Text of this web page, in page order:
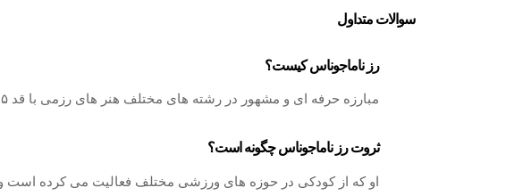
سوالات متداول
رز ناماجوناس کیست؟
مبارزه حرفه ای و مشهور در رشته های مختلف هنر های رزمی با قد ۱۶۵ سانتی متر است.
ثروت رز ناماجوناس چگونه است؟
او که از کودکی در حوزه های ورزشی مختلف فعالیت می‌ کرده است